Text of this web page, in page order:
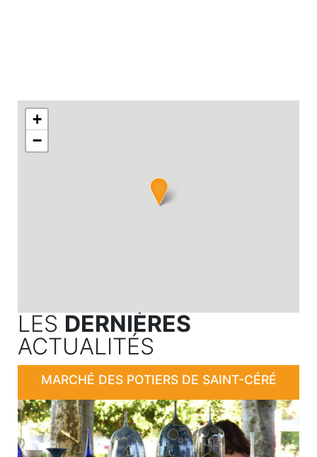
+
−
LES DERNIÈRES
ACTUALITÉS
MARCHÉ DES POTIERS DE SAINT-CÉRÉ